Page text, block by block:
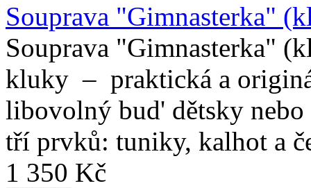
Souprava "Gimnasterka"
Souprava "Gimnasterka"
kluky – praktická a
libovolný bud' dětsky
tří prvků: tuniky, kalhot a
1 350 Kč